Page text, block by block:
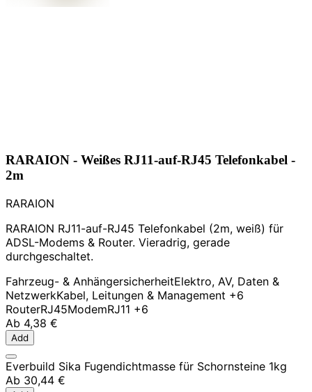
RARAION - Weißes RJ11-auf-RJ45 Telefonkabel -
2m
RARAION
RARAION RJ11-auf-RJ45 Telefonkabel (2m, weiß) für
ADSL-Modems & Router. Vieradrig, gerade
durchgeschaltet.
Fahrzeug- & AnhängersicherheitElektro, AV, Daten &
NetzwerkKabel, Leitungen & Management +6
RouterRJ45ModemRJ11 +6
Ab 4,38 €
Add
Everbuild Sika Fugendichtmasse für Schornsteine 1kg
Ab 30,44 €